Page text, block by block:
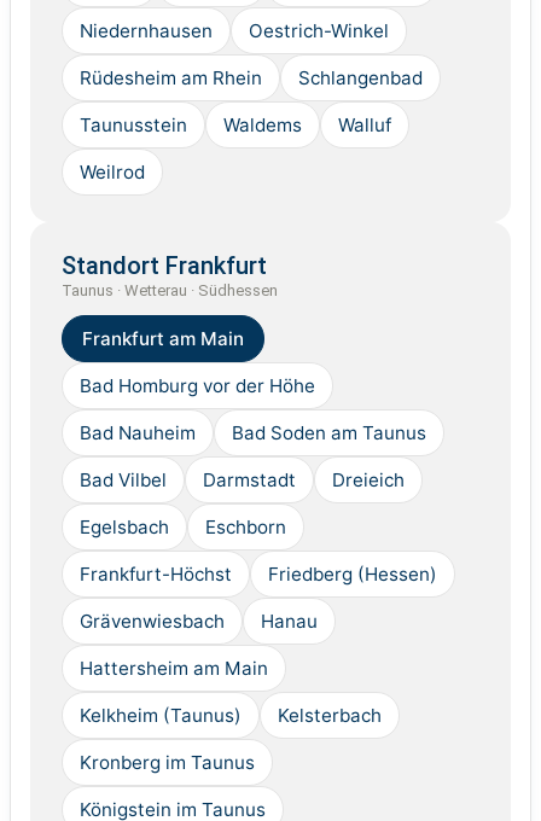
Niedernhausen Oestrich-Winkel
Rüdesheim am Rhein Schlangenbad
Taunusstein Waldems Walluf
Weilrod
Standort Frankfurt
Taunus · Wetterau · Südhessen
Frankfurt am Main
Bad Homburg vor der Höhe
Bad Nauheim Bad Soden am Taunus
Bad Vilbel Darmstadt Dreieich
Egelsbach Eschborn
Frankfurt-Höchst Friedberg (Hessen)
Grävenwiesbach Hanau
Hattersheim am Main
Kelkheim (Taunus) Kelsterbach
Kronberg im Taunus
Königstein im Taunus